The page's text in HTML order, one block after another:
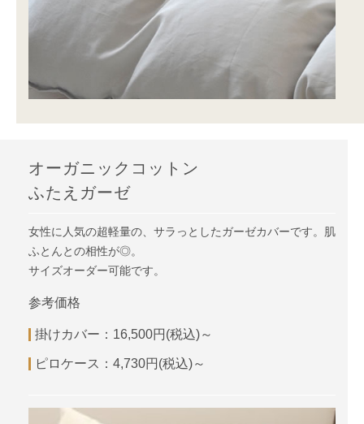
オーガニックコットン
ふたえガーゼ
女性に人気の超軽量の、サラっとしたガーゼカバーです。肌
ふとんとの相性が◎。
サイズオーダー可能です。
参考価格
掛けカバー：16,500円(税込)～
ピロケース：4,730円(税込)～